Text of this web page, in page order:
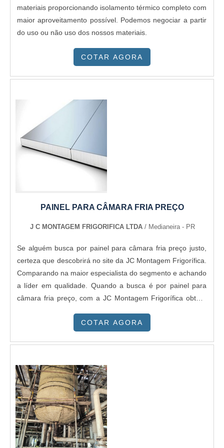
materiais proporcionando isolamento térmico completo com
maior aproveitamento possível. Podemos negociar a partir
do uso ou não uso dos nossos materiais.
COTAR AGORA
PAINEL PARA CÂMARA FRIA PREÇO
J C MONTAGEM FRIGORIFICA LTDA / Medianeira - PR
Se alguém busca por painel para câmara fria preço justo,
certeza que descobrirá no site da JC Montagem Frigorífica.
Comparando na maior especialista do segmento e achando
a líder em qualidade. Quando a busca é por painel para
câmara fria preço, com a JC Montagem Frigorífica obterá
segurança.DETALHES SOBRE PAINEL PARA C MARA
cada cliente uma estrutura com: Tecnologia de ponta;
Escritório de alta qualidade onde são realizadas as
atividades; Experiência única no mercado de 40 anos no
setor. Tudo isso para garantir que se tenha painel para
câmara fria preço acessível e com excelente custo-
benefício. Sem trocar o foco sobre painel para câmara fria
COTAR AGORA